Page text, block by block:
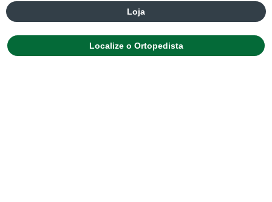
Loja
Localize o Ortopedista